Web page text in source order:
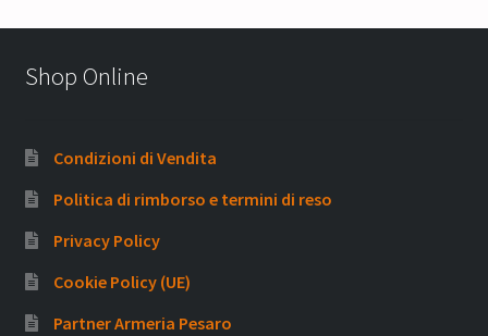
Shop Online
Condizioni di Vendita
Politica di rimborso e termini di reso
Privacy Policy
Cookie Policy (UE)
Partner Armeria Pesaro